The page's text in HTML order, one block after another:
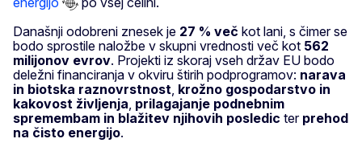
Današnji odobreni znesek je 27 % več kot lani, s čimer se
bodo sprostile naložbe v skupni vrednosti več kot 562
milijonov evrov. Projekti iz skoraj vseh držav EU bodo
deležni financiranja v okviru štirih podprogramov: narava
in biotska raznovrstnost, krožno gospodarstvo in
kakovost življenja, prilagajanje podnebnim
spremembam in blažitev njihovih posledic ter prehod
na čisto energijo.